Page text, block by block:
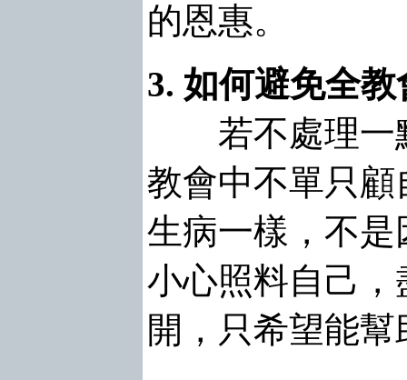
的恩惠。
3. 如何避免全
若不處理一
教會中不單只
生病一樣，不
小心照料自己
開，只希望能